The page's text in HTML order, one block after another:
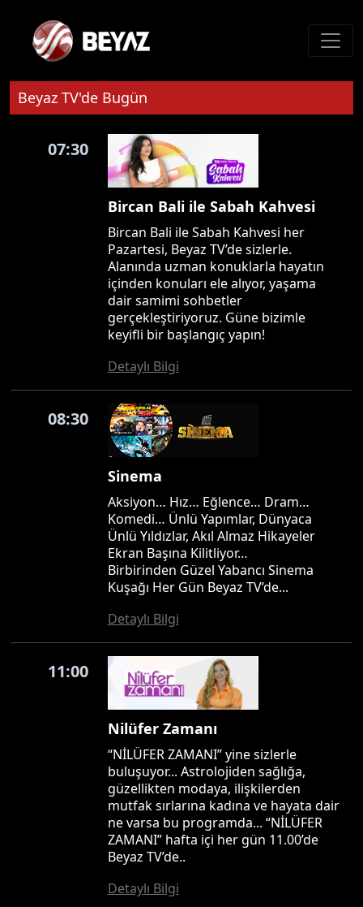
Beyaz TV'de Bugün
07:30
Bircan Bali ile Sabah Kahvesi
Bircan Bali ile Sabah Kahvesi her
Pazartesi, Beyaz TV’de sizlerle.
Alanında uzman konuklarla hayatın
içinden konuları ele alıyor, yaşama
dair samimi sohbetler
gerçekleştiriyoruz. Güne bizimle
keyifli bir başlangıç yapın!
Detaylı Bilgi
08:30
Sinema
Aksiyon… Hız… Eğlence… Dram…
Komedi… Ünlü Yapımlar, Dünyaca
Ünlü Yıldızlar, Akıl Almaz Hikayeler
Ekran Başına Kilitliyor…
Birbirinden Güzel Yabancı Sinema
Kuşağı Her Gün Beyaz TV’de...
Detaylı Bilgi
11:00
Nilüfer Zamanı
“NİLÜFER ZAMANI” yine sizlerle
buluşuyor... Astrolojiden sağlığa,
güzellikten modaya, ilişkilerden
mutfak sırlarına kadına ve hayata dair
ne varsa bu programda... “NİLÜFER
ZAMANI” hafta içi her gün 11.00’de
Beyaz TV’de..
Detaylı Bilgi